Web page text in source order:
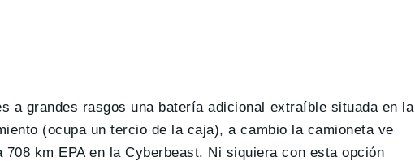
a grandes rasgos una batería adicional extraíble situada en la
(ocupa un tercio de la caja), a cambio la camioneta ve
km EPA en la Cyberbeast. Ni siquiera con esta opción